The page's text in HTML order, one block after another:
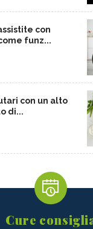
con
funz...
con un alto
di...
Cure